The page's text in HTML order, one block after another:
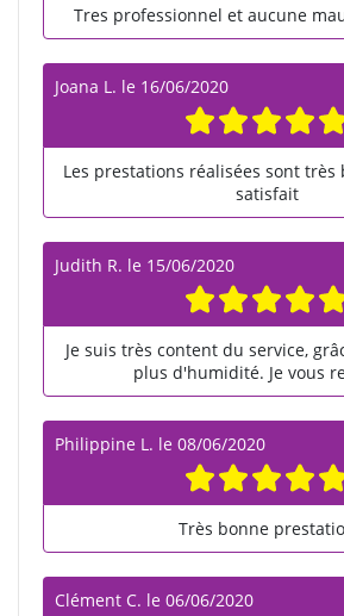
Tres professionnel et aucune
Joana L. le 16/06/2020
Les prestations réalisées sont très
satisfait
Judith R. le 15/06/2020
Je suis très content du service,
plus d'humidité. Je vous
Philippine L. le 08/06/2020
Très bonne
Clément C. le 06/06/2020